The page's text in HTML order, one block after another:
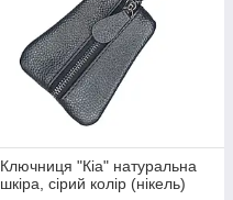
Ключниця "Кіа" натуральна
шкіра, сірий колір (нікель)